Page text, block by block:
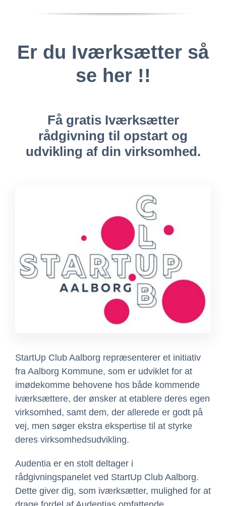
Er du Iværksætter så
se her !!
Få gratis Iværksætter
rådgivning til opstart og
udvikling af din virksomhed.
StartUp Club Aalborg repræsenterer et initiativ
fra Aalborg Kommune, som er udviklet for at
imødekomme behovene hos både kommende
iværksættere, der ønsker at etablere deres egen
virksomhed, samt dem, der allerede er godt på
vej, men søger ekstra ekspertise til at styrke
deres virksomhedsudvikling.
Audentia er en stolt deltager i
rådgivningspanelet ved StartUp Club Aalborg.
Dette giver dig, som iværksætter, mulighed for at